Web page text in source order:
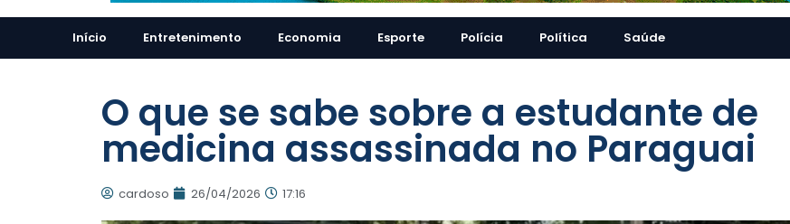
Início Entretenimento Economia Esporte Polícia Política Saúde
O que se sabe sobre a estudante de
medicina assassinada no Paraguai
cardoso 26/04/2026 17:16